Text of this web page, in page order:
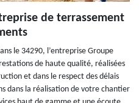
de terrassement
le 34290, l’entreprise Groupe
de haute qualité, réalisées
et dans le respect des délais
dans la réalisation de votre chantier